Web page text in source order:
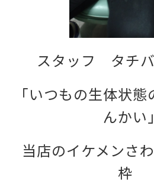
スタッフ タチ
「いつもの生体状
んかい」
当店のイケメンさ
枠